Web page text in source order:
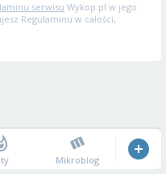
serwisu Wykop.pl w jego
Regulaminu w całości,
Mikroblog